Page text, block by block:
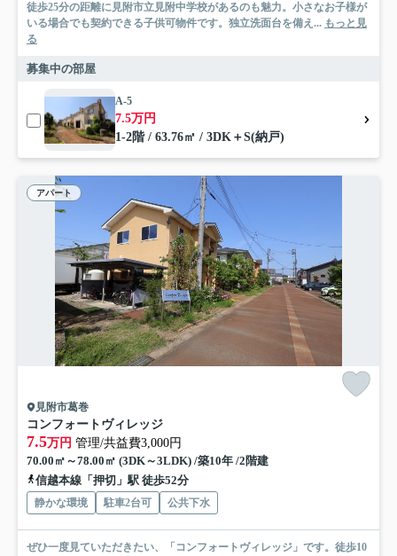
徒歩25分の距離に見附市立見附中学校があるのも魅力。小さなお子様が
いる場合でも契約できる子供可物件です。独立洗面台を備え... もっと見
る
募集中の部屋
A-5
7.5万円
1-2階 / 63.76㎡ / 3DK＋S(納戸)
アパート
見附市葛巻
コンフォートヴィレッジ
7.5万円 管理/共益費3,000円
70.00㎡～78.00㎡ (3DK～3LDK) /築10年 /2階建
信越本線「押切」駅 徒歩52分
静かな環境 駐車2台可 公共下水
ぜひ一度見ていただきたい、「コンフォートヴィレッジ」です。徒歩10